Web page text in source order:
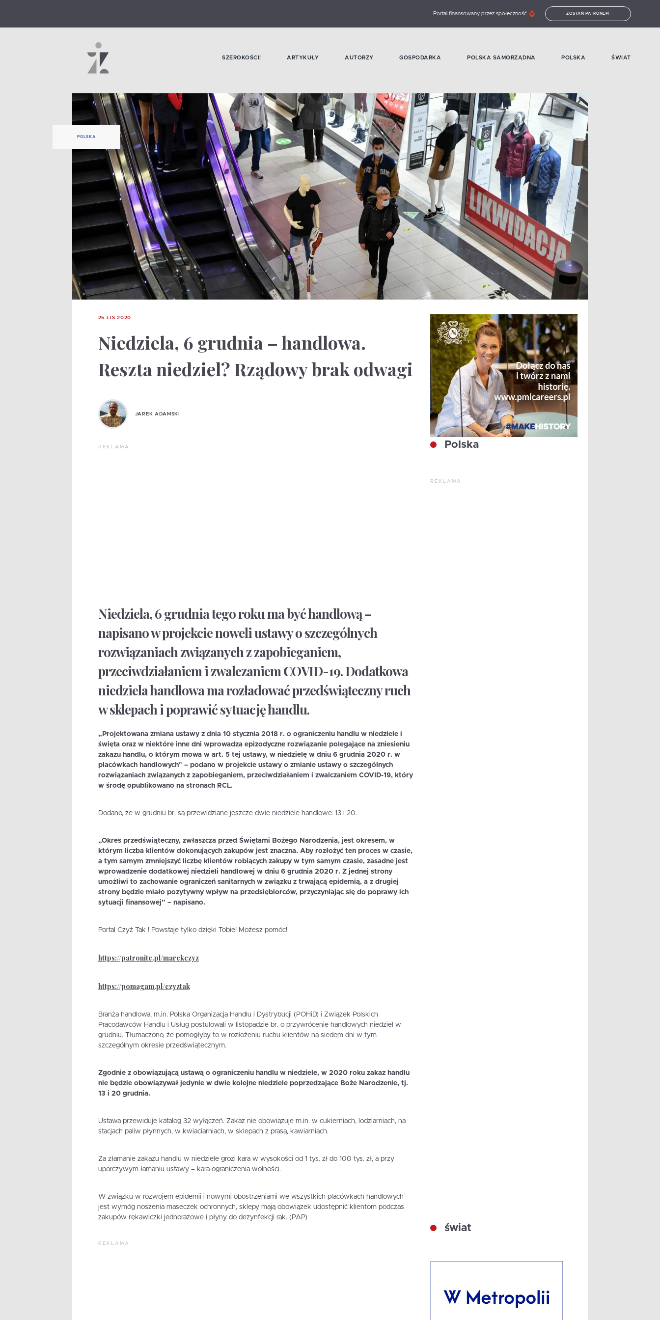
Portal finansowany przez społeczność ZOSTAŃ PATRONEM
SZEROKOŚCI! ARTYKUŁY AUTORZY GOSPODARKA POLSKA SAMORZĄDNA POLSKA ŚWIAT
POLSKA
25 LIS 2020
Niedziela, 6 grudnia – handlowa.
Reszta niedziel? Rządowy brak odwagi
JAREK ADAMSKI
REKLAMA
Niedziela, 6 grudnia tego roku ma być handlową –
napisano w projekcie noweli ustawy o szczególnych
rozwiązaniach związanych z zapobieganiem,
przeciwdziałaniem i zwalczaniem COVID-19. Dodatkowa
niedziela handlowa ma rozładować przedświąteczny ruch
w sklepach i poprawić sytuację handlu.
„Projektowana zmiana ustawy z dnia 10 stycznia 2018 r. o ograniczeniu handlu w niedziele i
święta oraz w niektóre inne dni wprowadza epizodyczne rozwiązanie polegające na zniesieniu
zakazu handlu, o którym mowa w art. 5 tej ustawy, w niedzielę w dniu 6 grudnia 2020 r. w
placówkach handlowych” – podano w projekcie ustawy o zmianie ustawy o szczególnych
rozwiązaniach związanych z zapobieganiem, przeciwdziałaniem i zwalczaniem COVID-19, który
w środę opublikowano na stronach RCL.
Dodano, że w grudniu br. są przewidziane jeszcze dwie niedziele handlowe: 13 i 20.
„Okres przedświąteczny, zwłaszcza przed Świętami Bożego Narodzenia, jest okresem, w
którym liczba klientów dokonujących zakupów jest znaczna. Aby rozłożyć ten proces w czasie,
a tym samym zmniejszyć liczbę klientów robiących zakupy w tym samym czasie, zasadne jest
wprowadzenie dodatkowej niedzieli handlowej w dniu 6 grudnia 2020 r. Z jednej strony
umożliwi to zachowanie ograniczeń sanitarnych w związku z trwającą epidemią, a z drugiej
strony będzie miało pozytywny wpływ na przedsiębiorców, przyczyniając się do poprawy ich
sytuacji finansowej” – napisano.
Portal Czyż Tak ! Powstaje tylko dzięki Tobie! Możesz pomóc!
https://patronite.pl/marekczyz
https://pomagam.pl/czyztak
Branża handlowa, m.in. Polska Organizacja Handlu i Dystrybucji (POHiD) i Związek Polskich
Pracodawców Handlu i Usług postulowali w listopadzie br. o przywrócenie handlowych niedziel w
grudniu. Tłumaczono, że pomogłyby to w rozłożeniu ruchu klientów na siedem dni w tym
szczególnym okresie przedświątecznym.
Zgodnie z obowiązującą ustawą o ograniczeniu handlu w niedziele, w 2020 roku zakaz handlu
nie będzie obowiązywał jedynie w dwie kolejne niedziele poprzedzające Boże Narodzenie, tj.
13 i 20 grudnia.
Ustawa przewiduje katalog 32 wyłączeń. Zakaz nie obowiązuje m.in. w cukierniach, lodziarniach, na
stacjach paliw płynnych, w kwiaciarniach, w sklepach z prasą, kawiarniach.
Za złamanie zakazu handlu w niedziele grozi kara w wysokości od 1 tys. zł do 100 tys. zł, a przy
uporczywym łamaniu ustawy – kara ograniczenia wolności.
W związku w rozwojem epidemii i nowymi obostrzeniami we wszystkich placówkach handlowych
jest wymóg noszenia maseczek ochronnych, sklepy mają obowiązek udostępnić klientom podczas
zakupów rękawiczki jednorazowe i płyny do dezynfekcji rąk. (PAP)
REKLAMA
Polska
REKLAMA
świat